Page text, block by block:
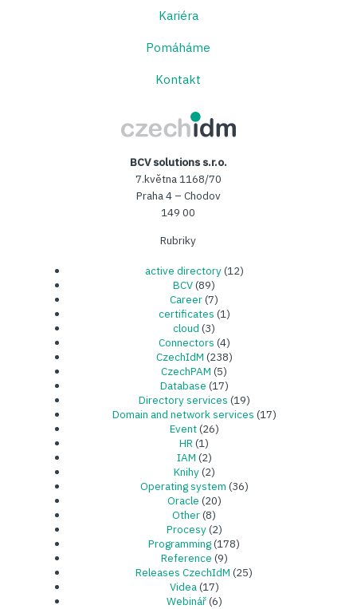
Kariéra
Pomáháme
Kontakt
BCV solutions s.r.o.
7.května 1168/70
Praha 4 – Chodov
149 00
Rubriky
active directory(12)
BCV(89)
Career(7)
certificates (1)
cloud (3)
Connectors (4)
CzechIdM (238)
CzechPAM (5)
Database (17)
Directory services (19)
Domain and network services (17)
Event(26)
HR (1)
IAM (2)
Knihy(2)
Operating system (36)
Oracle (20)
Other(8)
Procesy(2)
Programming(178)
Reference (9)
Releases CzechIdM (25)
Videa (17)
Webinář(6)